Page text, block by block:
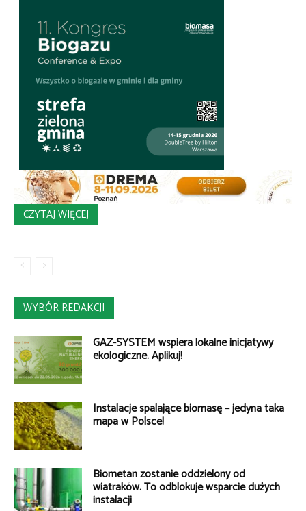
CZYTAJ WIĘCEJ
WYBÓR REDAKCJI
GAZ-SYSTEM wspiera lokalne inicjatywy
ekologiczne. Aplikuj!
Instalacje spalające biomasę – jedyna taka
mapa w Polsce!
Biometan zostanie oddzielony od
wiatraków. To odblokuje wsparcie dużych
instalacji